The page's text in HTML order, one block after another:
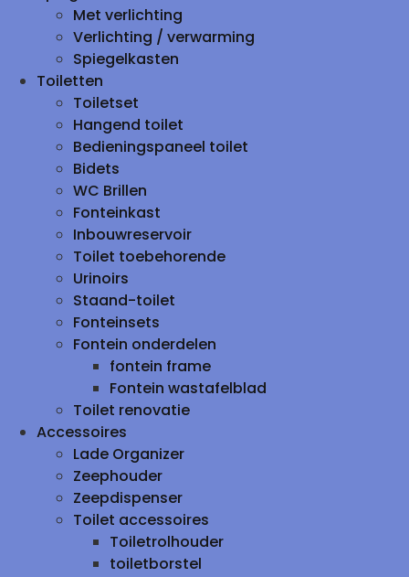
Met verlichting
Verlichting / verwarming
Spiegelkasten
Toiletten
Toiletset
Hangend toilet
Bedieningspaneel toilet
Bidets
WC Brillen
Fonteinkast
Inbouwreservoir
Toilet toebehorende
Urinoirs
Staand-toilet
Fonteinsets
Fontein onderdelen
fontein frame
Fontein wastafelblad
Toilet renovatie
Accessoires
Lade Organizer
Zeephouder
Zeepdispenser
Toilet accessoires
Toiletrolhouder
toiletborstel